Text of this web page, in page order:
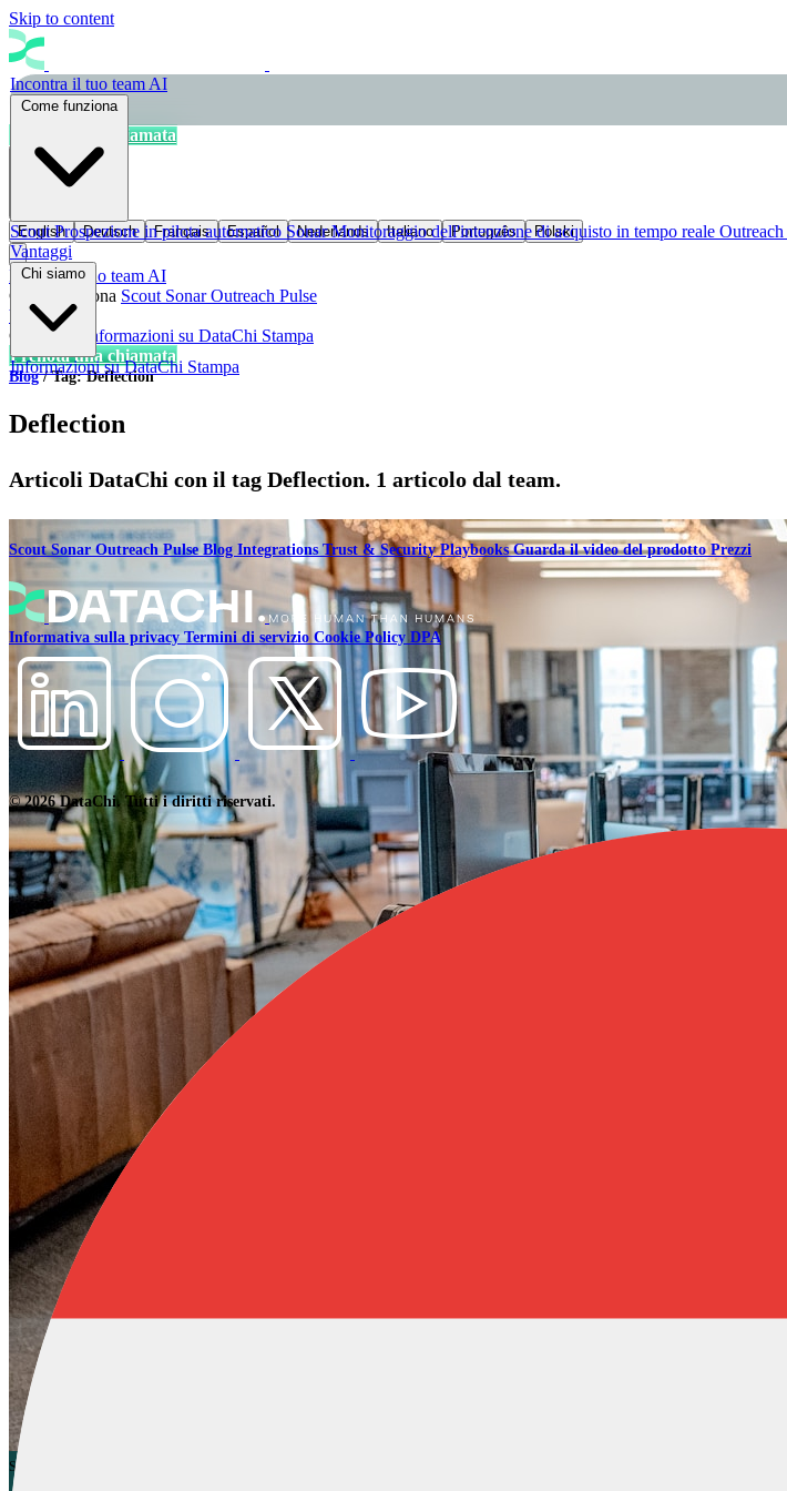
Skip to content
Incontra il tuo team AI
Come funziona
Scout Prospezione in pilota automatico Sonar Monitoraggio dell'intenzione di acquisto in tempo reale Outreach
Vantaggi
Chi siamo
Informazioni su DataChi Stampa
Prenota una chiamata
English Deutsch Français Español Nederlands Italiano Português Polski
Incontra il tuo team AI
Come funziona Scout SonarOutreach Pulse
Vantaggi
Chi siamo
Informazioni su DataChi Stampa
Prenota una chiamata
Blog / Tag: Deflection
Deflection
Articoli DataChi con il tag Deflection. 1 articolo dal team.
Support
ScoutSonar Outreach Pulse Blog IntegrationsTrust & SecurityPlaybooksGuarda il video del prodotto Prezzi
Informativa sulla privacyTermini di servizio Cookie Policy DPA
© 2026 DataChi. Tutti i diritti riservati.